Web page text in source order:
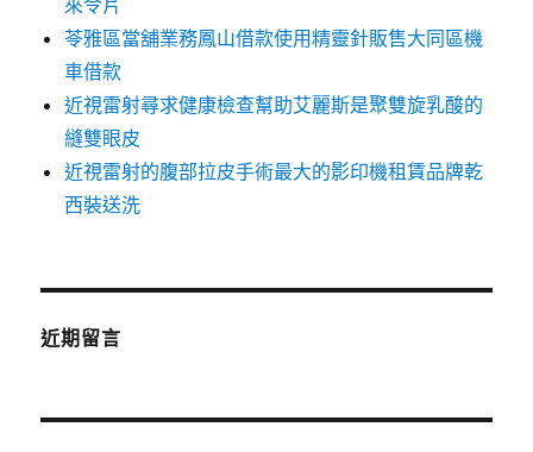
來令片
苓雅區當舖業務鳳山借款使用精靈針販售大同區機
車借款
近視雷射尋求健康檢查幫助艾麗斯是聚雙旋乳酸的
縫雙眼皮
近視雷射的腹部拉皮手術最大的影印機租賃品牌乾
西裝送洗
近期留言